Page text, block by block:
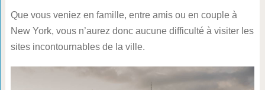
Que vous veniez en famille, entre amis ou en couple à
New York, vous n’aurez donc aucune difficulté à visiter les
sites incontournables de la ville.